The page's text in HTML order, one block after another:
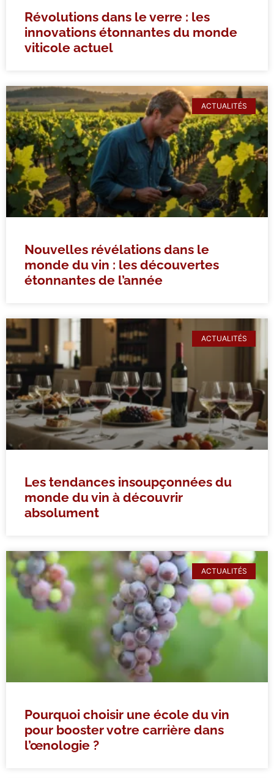
Révolutions dans le verre : les
innovations étonnantes du monde
viticole actuel
ACTUALITÉS
Nouvelles révélations dans le
monde du vin : les découvertes
étonnantes de l’année
ACTUALITÉS
Les tendances insoupçonnées du
monde du vin à découvrir
absolument
ACTUALITÉS
Pourquoi choisir une école du vin
pour booster votre carrière dans
l’œnologie ?